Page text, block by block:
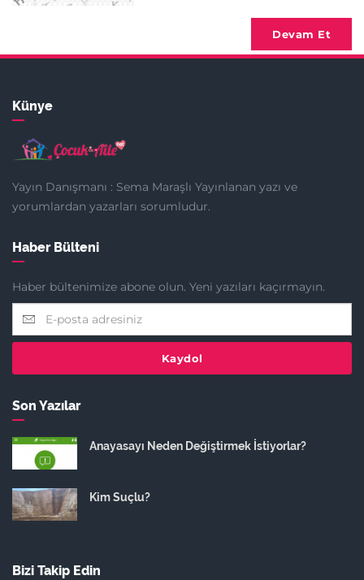
Devam Et
Künye
Yayın Danışmanı : Sema Maraşlı Yayınlanan yazı ve
yorumlardan yazarları sorumludur.
Haber Bülteni
Haber bültenimize abone olun. Yeni yazıları kaçırmayın.
Kaydol
Son Yazılar
Anayasayı Neden Değiştirmek İstiyorlar?
Kim Suçlu?
Bizi Takip Edin